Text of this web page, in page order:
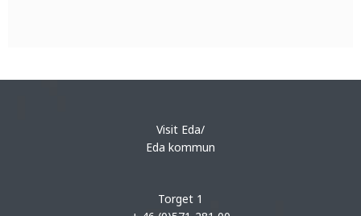
Visit Eda/
Eda kommun
Torget 1